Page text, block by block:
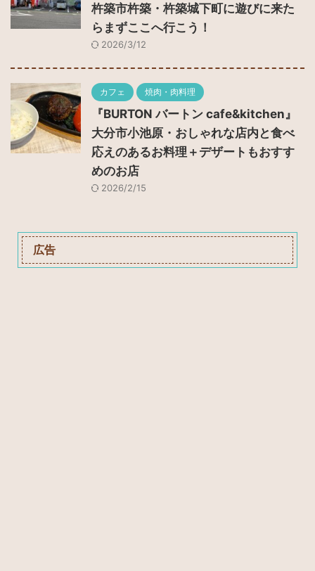
杵築市杵築・杵築城下町に遊びに来た
らまずここへ行こう！
2026/3/12
カフェ 焼肉・肉料理
『BURTON バートン cafe&kitchen』
大分市小池原・おしゃれな店内と食べ
応えのあるお料理＋デザートもおすす
めのお店
2026/2/15
広告